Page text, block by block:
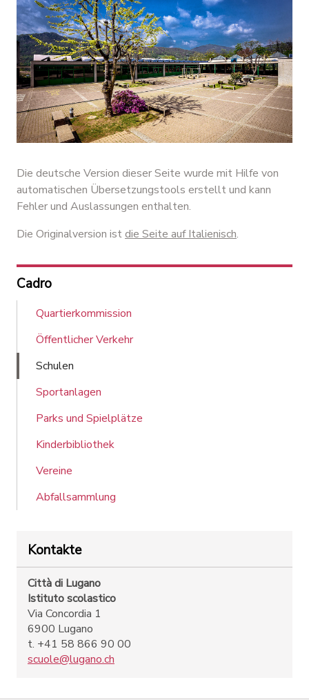
Die deutsche Version dieser Seite wurde mit Hilfe von
automatischen Übersetzungstools erstellt und kann
Fehler und Auslassungen enthalten.
Die Originalversion istdie Seite auf Italienisch.
Cadro
Quartierkommission
Öffentlicher Verkehr
Schulen
Sportanlagen
Parks und Spielplätze
Kinderbibliothek
Vereine
Abfallsammlung
Kontakte
Città di Lugano
Istituto scolastico
Via Concordia 1
6900 Lugano
t. +41 58 866 90 00
scuole@lugano.ch